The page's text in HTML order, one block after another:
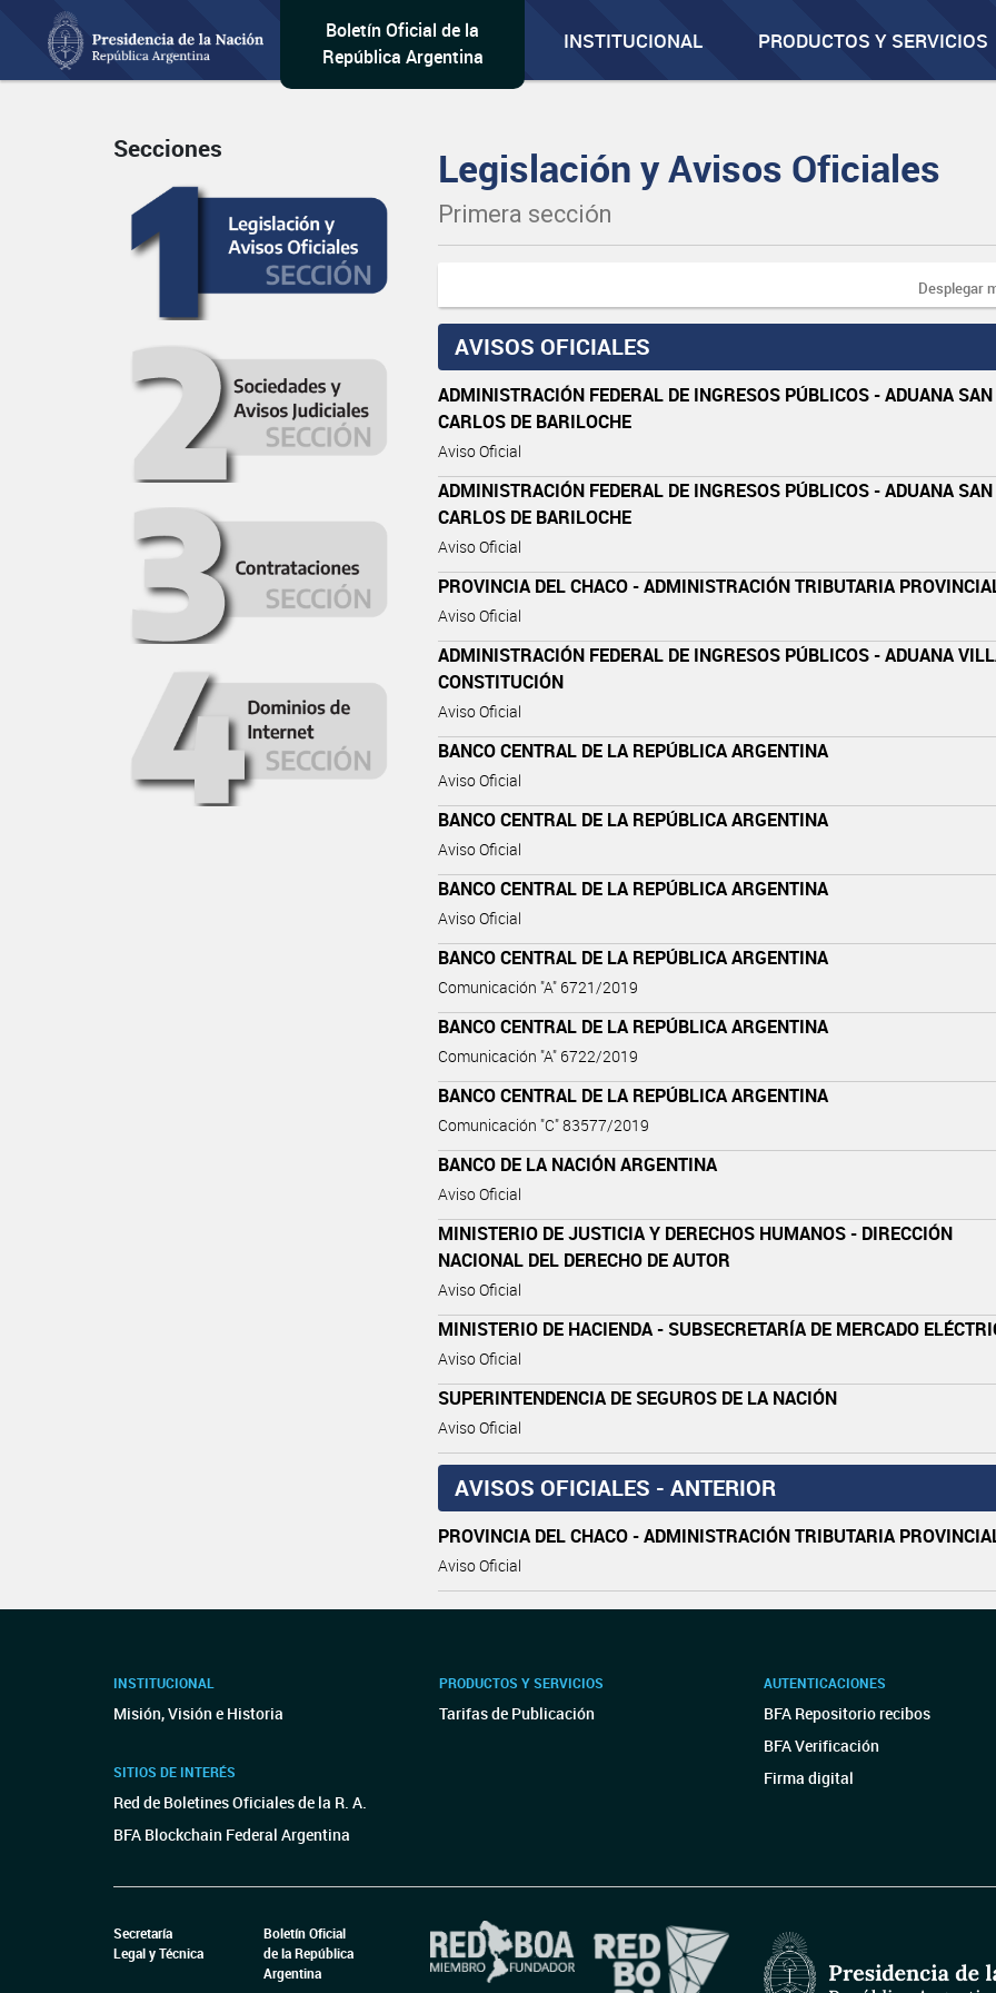
Boletín Oficial de la
República Argentina
INSTITUCIONAL PRODUCTOS Y SERVICIOS
Secciones Legislación y Avisos Oficiales
Primera sección
Desplegar
AVISOS OFICIALES
ADMINISTRACIÓN FEDERAL DE INGRESOS PÚBLICOS - ADUANA SAN
CARLOS DE BARILOCHE
Aviso Oficial
ADMINISTRACIÓN FEDERAL DE INGRESOS PÚBLICOS - ADUANA SAN
CARLOS DE BARILOCHE
Aviso Oficial
PROVINCIA DEL CHACO - ADMINISTRACIÓN TRIBUTARIA
Aviso Oficial
ADMINISTRACIÓN FEDERAL DE INGRESOS PÚBLICOS - ADUANA
CONSTITUCIÓN
Aviso Oficial
BANCO CENTRAL DE LA REPÚBLICA ARGENTINA
Aviso Oficial
BANCO CENTRAL DE LA REPÚBLICA ARGENTINA
Aviso Oficial
BANCO CENTRAL DE LA REPÚBLICA ARGENTINA
Aviso Oficial
BANCO CENTRAL DE LA REPÚBLICA ARGENTINA
Comunicación "A" 6721/2019
BANCO CENTRAL DE LA REPÚBLICA ARGENTINA
Comunicación "A" 6722/2019
BANCO CENTRAL DE LA REPÚBLICA ARGENTINA
Comunicación "C" 83577/2019
BANCO DE LA NACIÓN ARGENTINA
Aviso Oficial
MINISTERIO DE JUSTICIA Y DERECHOS HUMANOS - DIRECCIÓN
NACIONAL DEL DERECHO DE AUTOR
Aviso Oficial
MINISTERIO DE HACIENDA - SUBSECRETARÍA DE MERCADO
Aviso Oficial
SUPERINTENDENCIA DE SEGUROS DE LA NACIÓN
Aviso Oficial
AVISOS OFICIALES - ANTERIOR
PROVINCIA DEL CHACO - ADMINISTRACIÓN TRIBUTARIA
Aviso Oficial
INSTITUCIONAL
Misión, Visión e Historia
SITIOS DE INTERÉS
Red de Boletines Oficiales de la R. A.
BFA Blockchain Federal Argentina
PRODUCTOS Y SERVICIOS
Tarifas de Publicación
AUTENTICACIONES
BFA Repositorio recibos
BFA Verificación
Firma digital
Secretaría
Legal y Técnica
Boletín Oficial
de la República
Argentina